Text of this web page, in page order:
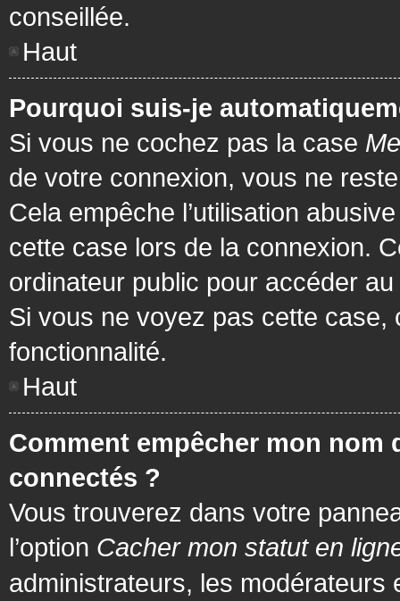
conseillée.
Haut
Pourquoi suis-je
Si vous ne cochez pas la case
de votre connexion, vous ne
Cela empêche l’utilisation
cette case lors de la connexion.
ordinateur public pour accéder
Si vous ne voyez pas cette case,
fonctionnalité.
Haut
Comment empêcher mon nom
connectés ?
Vous trouverez dans votre
l’option Cacher mon statut en
administrateurs, les